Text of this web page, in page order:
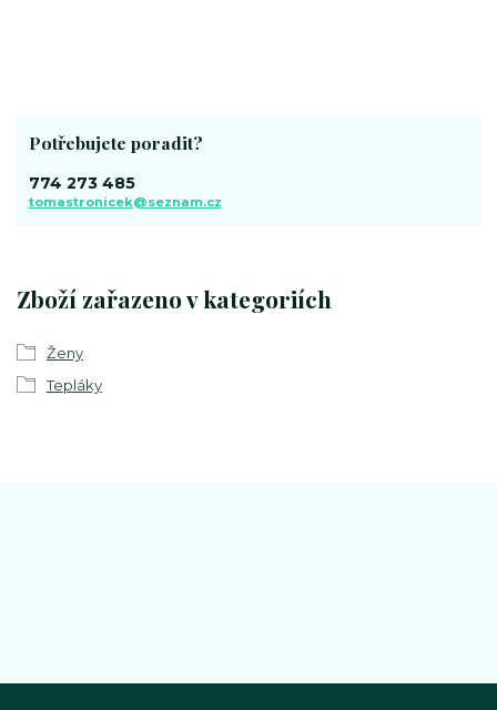
Zboží zařazeno v kategoriích
Ženy
Tepláky
Potřebujete poradit?
774 273 485
tomastronicek@seznam.cz